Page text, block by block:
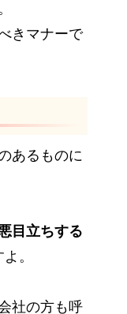
きマナーで
あるものに
目立ちする
。
社の方も呼